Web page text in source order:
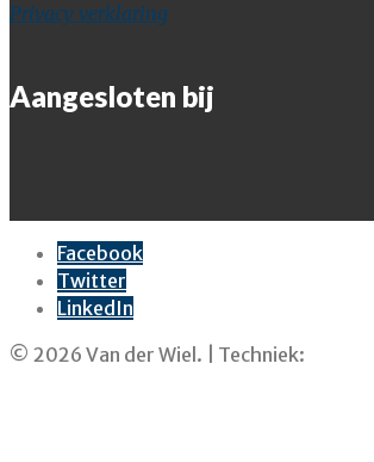
Privacy verklaring
Aangesloten bij
Facebook
Twitter
LinkedIn
© 2026 Van der Wiel. | Techniek: